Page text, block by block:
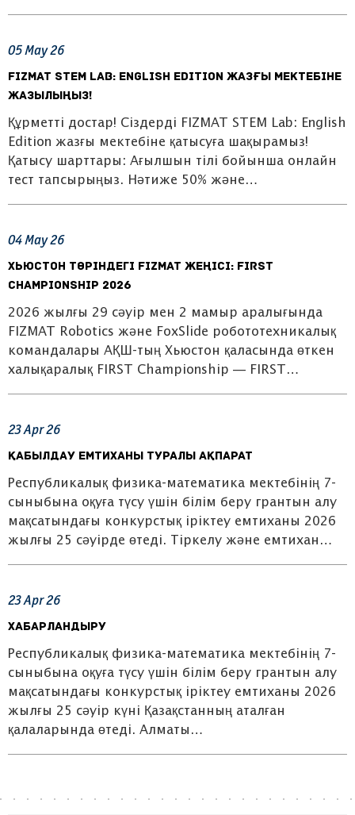
05May26
FIZMAT STEM Lab: English Edition жазғы мектебіне
жазылыңыз!
Құрметті достар! Сіздерді FIZMAT STEM Lab: English
Edition жазғы мектебіне қатысуға шақырамыз!
Қатысу шарттары: Ағылшын тілі бойынша онлайн
тест тапсырыңыз. Нәтиже 50% және…
04May26
Хьюстон төріндегі FIZMAT жеңісі: FIRST
Championship 2026
2026 жылғы 29 сәуір мен 2 мамыр аралығында
FIZMAT Robotics және FoxSlide робототехникалық
командалары АҚШ-тың Хьюстон қаласында өткен
халықаралық FIRST Championship — FIRST…
23Apr26
Қабылдау емтиханы туралы ақпарат
Республикалық физика-математика мектебінің 7-
сыныбына оқуға түсу үшін білім беру грантын алу
мақсатындағы конкурстық іріктеу емтиханы 2026
жылғы 25 сәуірде өтеді. Тіркелу және емтихан…
23Apr26
Хабарландыру
Республикалық физика-математика мектебінің 7-
сыныбына оқуға түсу үшін білім беру грантын алу
мақсатындағы конкурстық іріктеу емтиханы 2026
жылғы 25 сәуір күні Қазақстанның аталған
қалаларында өтеді. Алматы…